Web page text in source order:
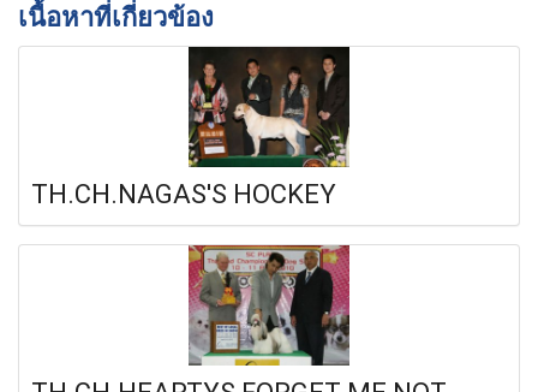
เนื้อหาที่เกี่ยวข้อง
TH.CH.NAGAS'S HOCKEY